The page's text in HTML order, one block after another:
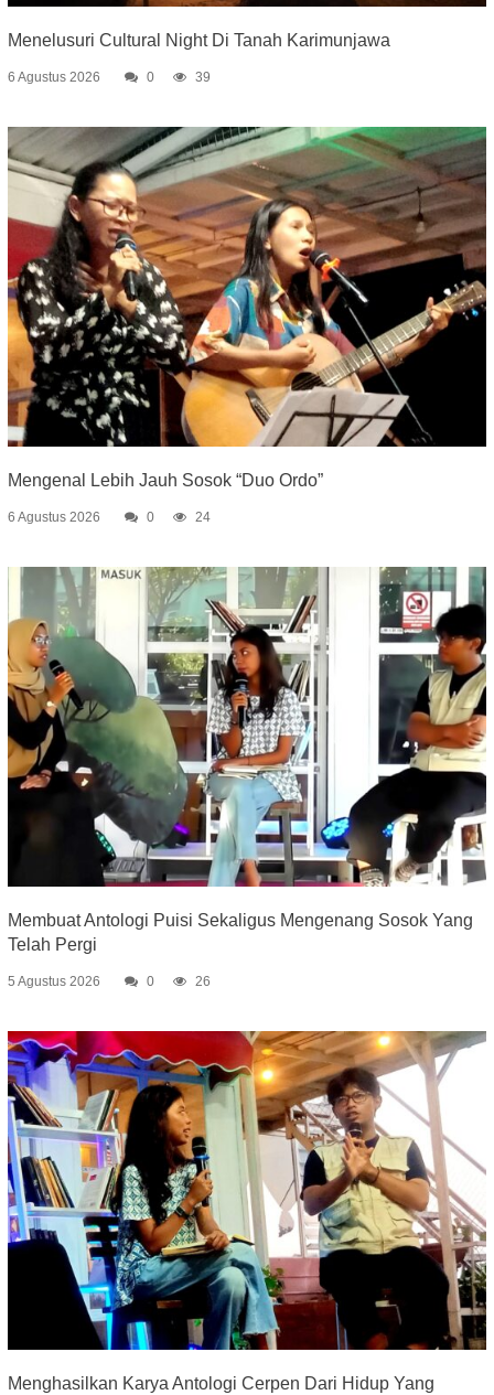
Menelusuri Cultural Night Di Tanah Karimunjawa
6 Agustus 2026 0 39
Mengenal Lebih Jauh Sosok “Duo Ordo”
6 Agustus 2026 0 24
Membuat Antologi Puisi Sekaligus Mengenang Sosok Yang
Telah Pergi
5 Agustus 2026 0 26
Menghasilkan Karya Antologi Cerpen Dari Hidup Yang